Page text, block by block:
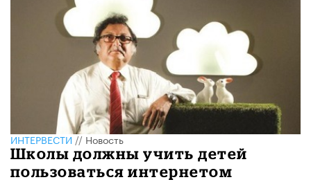
ИНТЕРВЕСТИ// Новость
Школы должны учить детей
пользоваться интернетом